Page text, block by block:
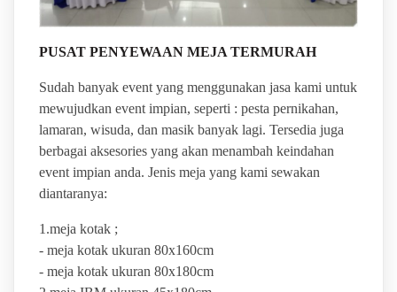
PUSAT PENYEWAAN MEJA TERMURAH
Sudah banyak event yang menggunakan jasa kami untuk
mewujudkan event impian, seperti : pesta pernikahan,
lamaran, wisuda, dan masik banyak lagi. Tersedia juga
berbagai aksesories yang akan menambah keindahan
event impian anda. Jenis meja yang kami sewakan
diantaranya:
1.meja kotak ;
- meja kotak ukuran 80x160cm
- meja kotak ukuran 80x180cm